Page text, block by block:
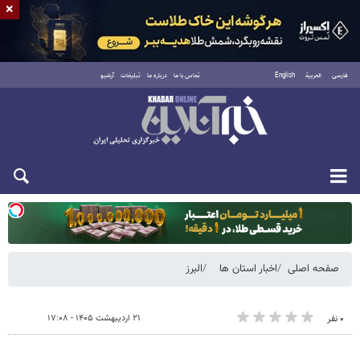
فارسی العربية English تماس با ما درباره ما تبلیغات آرشیو
یکشنبه ۱۸ مرداد ۱۴۰۵
صفحه اصلی اخبار استان ها البرز
۰ نفر ۲۱ اردیبهشت ۱۴۰۵ - ۱۷:۰۸
×